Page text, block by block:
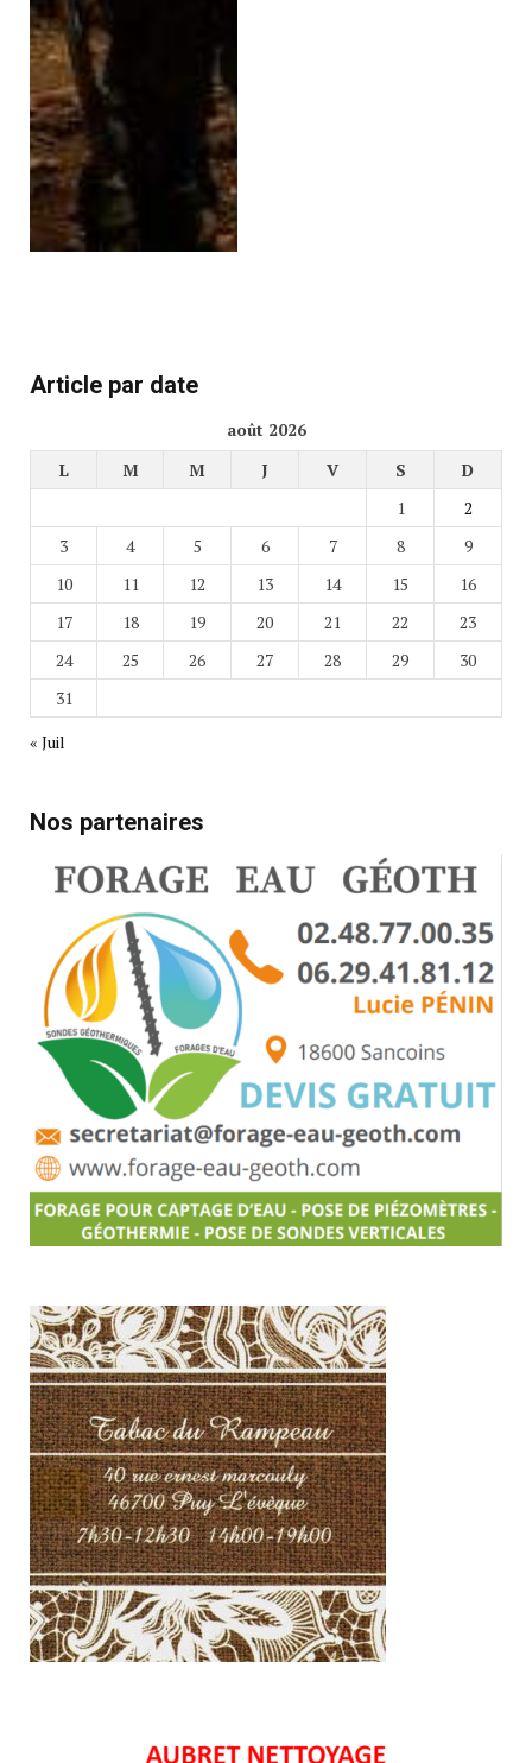
Article par date
août 2026
L
M M J V S
D
1
2
3
4 5 6 7 8
9
10
11 12 13 14 15
16
17
18 19 20 21 22
23
24
25 26 27 28 29
30
31
« Juil
Nos partenaires